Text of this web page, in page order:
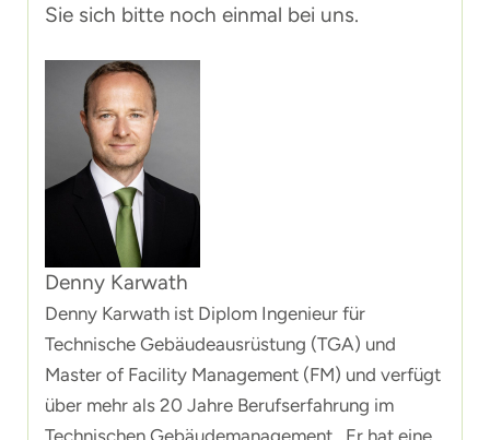
Sie sich bitte noch einmal bei uns.
Denny Karwath
Denny Karwath ist Diplom Ingenieur für
Technische Gebäudeausrüstung (TGA) und
Master of Facility Management (FM) und verfügt
über mehr als 20 Jahre Berufserfahrung im
Technischen Gebäudemanagement. Er hat eine